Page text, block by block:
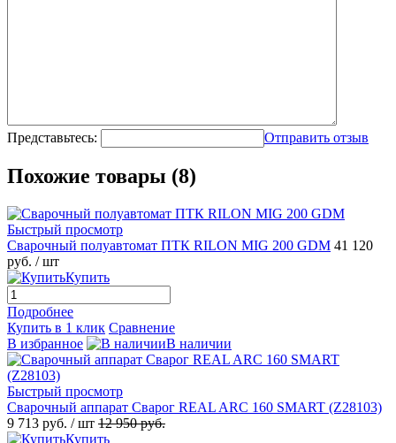
Представьтесь: Отправить отзыв
Похожие товары (8)
Быстрый просмотр
Сварочный полуавтомат ПТК RILON MIG 200 GDM 41 120
руб. / шт
Купить
Подробнее
Купить в 1 клик Сравнение
В избранное
В наличии
Быстрый просмотр
Сварочный аппарат Сварог REAL ARC 160 SMART (Z28103)
9 713 руб. / шт 12 950 руб.
Купить